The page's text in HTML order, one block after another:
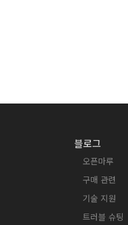
블로그
오픈마루
구매 관련
기술 지원
트러블 슈팅